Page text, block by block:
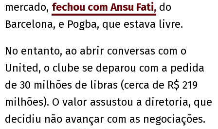
mercado, fechou com Ansu Fati, do
Barcelona, e Pogba, que estava livre.
No entanto, ao abrir conversas com o
United, o clube se deparou com a pedida
de 30 milhões de libras (cerca de R$ 219
milhões). O valor assustou a diretoria, que
decidiu não avançar com as negociações.